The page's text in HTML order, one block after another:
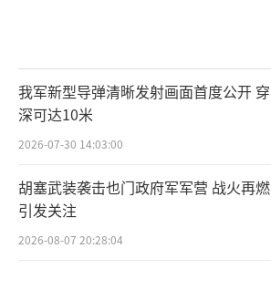
我军新型导弹清晰发射画面首度公开 穿
深可达10米
2026-07-30 14:03:00
胡塞武装袭击也门政府军军营 战火再燃
引发关注
2026-08-07 20:28:04